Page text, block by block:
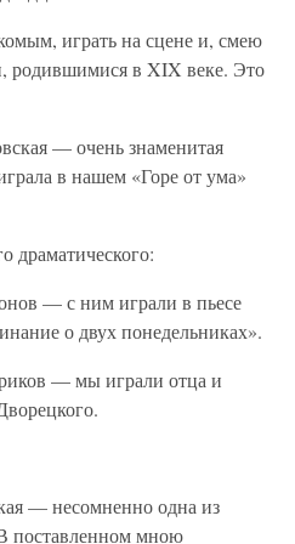
играть на сцене и, смею
родившимися в XIX веке. Это
— очень знаменитая
в нашем «Горе от ума»
драматического:
— с ним играли в пьесе
о двух понедельниках».
— мы играли отца и
— несомненно одна из
поставленном мною